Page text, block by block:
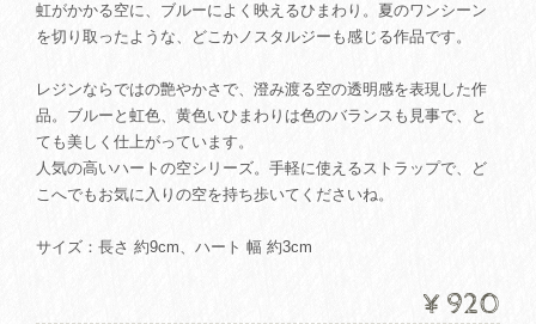
虹がかかる空に、ブルーによく映えるひまわり。夏のワンシーン
を切り取ったような、どこかノスタルジーも感じる作品です。
レジンならではの艶やかさで、澄み渡る空の透明感を表現した作
品。ブルーと虹色、黄色いひまわりは色のバランスも見事で、と
ても美しく仕上がっています。
人気の高いハートの空シリーズ。手軽に使えるストラップで、ど
こへでもお気に入りの空を持ち歩いてくださいね。
サイズ：長さ 約9cm、ハート 幅 約3cm
¥920